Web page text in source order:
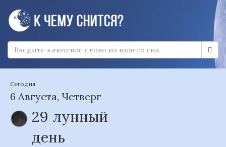
Сегодня
6 Августа, Четверг
29 лунный
день